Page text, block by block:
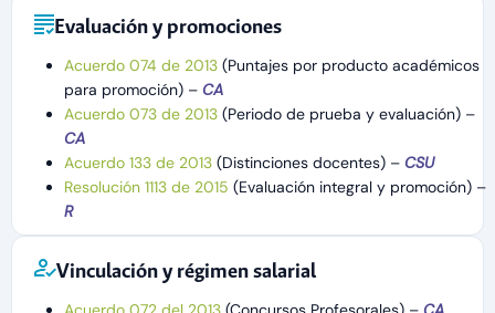
Evaluación y promociones
Acuerdo 074 de 2013 (Puntajes por producto académicos
para promoción) – CA
Acuerdo 073 de 2013(Periodo de prueba y evaluación) –
CA
Acuerdo 133 de 2013(Distinciones docentes) – CSU
Resolución 1113 de 2015 (Evaluación integral y promoción) –
R
Vinculación y régimen salarial